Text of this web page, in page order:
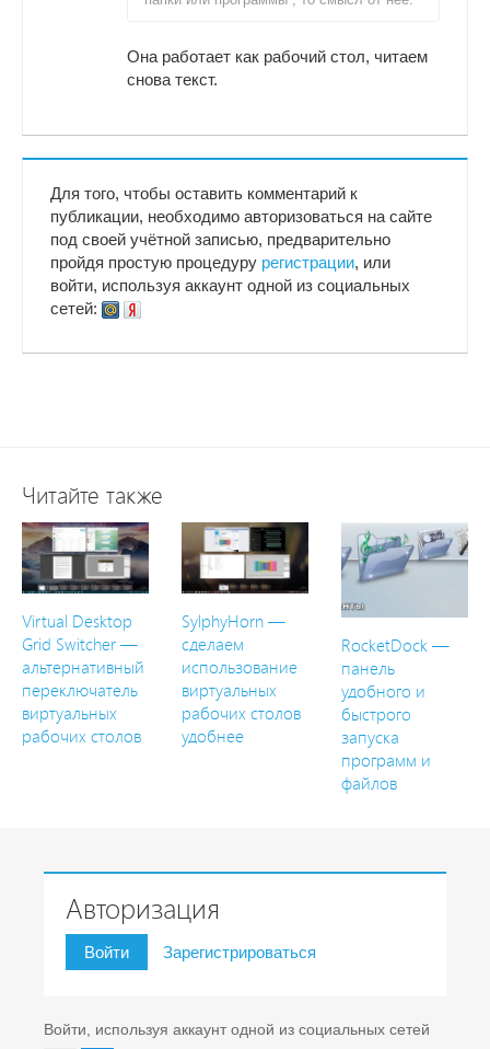
Она работает как рабочий стол, читаем
снова текст.
Для того, чтобы оставить комментарий к
публикации, необходимо авторизоваться на сайте
под своей учётной записью, предварительно
пройдя простую процедуру регистрации, или
войти, используя аккаунт одной из социальных
сетей:
Читайте также
Virtual Desktop
Grid Switcher —
альтернативный
переключатель
виртуальных
рабочих столов
SylphyHorn —
сделаем
использование
виртуальных
рабочих столов
удобнее
RocketDock —
панель
удобного и
быстрого
запуска
программ и
файлов
Авторизация
Войти Зарегистрироваться
Войти, используя аккаунт одной из социальных сетей